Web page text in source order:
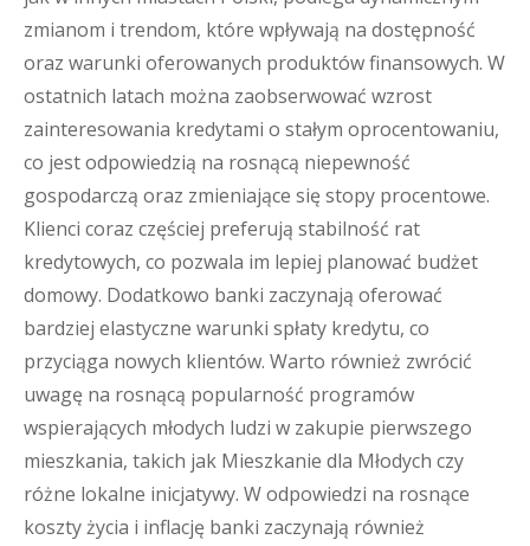
zmianom i trendom, które wpływają na dostępność
oraz warunki oferowanych produktów finansowych. W
ostatnich latach można zaobserwować wzrost
zainteresowania kredytami o stałym oprocentowaniu,
co jest odpowiedzią na rosnącą niepewność
gospodarczą oraz zmieniające się stopy procentowe.
Klienci coraz częściej preferują stabilność rat
kredytowych, co pozwala im lepiej planować budżet
domowy. Dodatkowo banki zaczynają oferować
bardziej elastyczne warunki spłaty kredytu, co
przyciąga nowych klientów. Warto również zwrócić
uwagę na rosnącą popularność programów
wspierających młodych ludzi w zakupie pierwszego
mieszkania, takich jak Mieszkanie dla Młodych czy
różne lokalne inicjatywy. W odpowiedzi na rosnące
koszty życia i inflację banki zaczynają również